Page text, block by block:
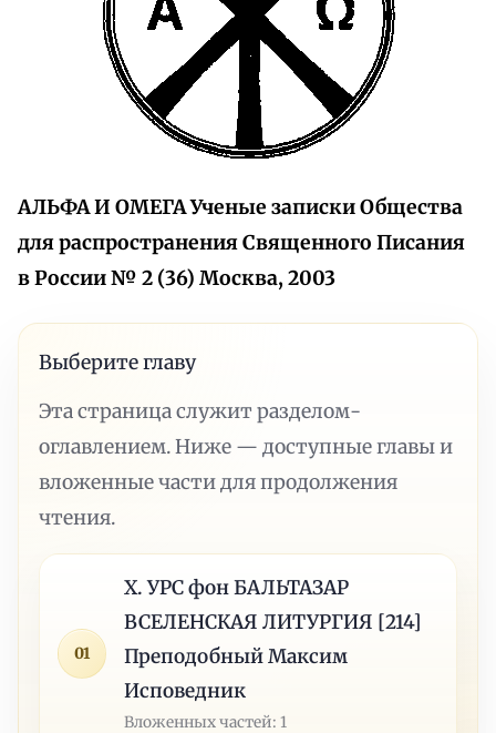
АЛЬФА И ОМЕГАУченые записки Общества
для распространения Священного Писания
в России№ 2 (36) Москва, 2003
Выберите главу
Эта страница служит разделом-
оглавлением. Ниже — доступные главы и
вложенные части для продолжения
чтения.
01
X. УРС фон БАЛЬТАЗАР
ВСЕЛЕНСКАЯ ЛИТУРГИЯ [214]
Преподобный Максим
Исповедник
Вложенных частей: 1